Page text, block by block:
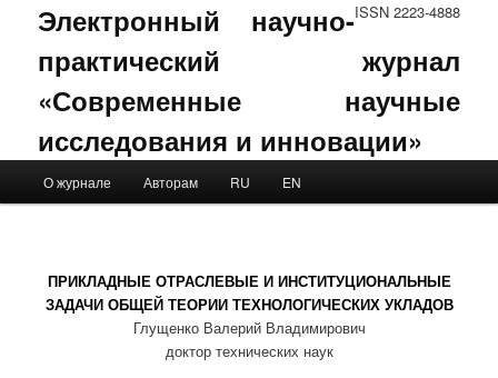
ISSN 2223-4888
Электронный научно-
практический журнал
«Современные научные
исследования и инновации»
Skip to primary content
Skip to secondary content
О журнале Авторам RU EN
ПРИКЛАДНЫЕ ОТРАСЛЕВЫЕ И ИНСТИТУЦИОНАЛЬНЫЕ
ЗАДАЧИ ОБЩЕЙ ТЕОРИИ ТЕХНОЛОГИЧЕСКИХ УКЛАДОВ
Глущенко Валерий Владимирович
доктор технических наук